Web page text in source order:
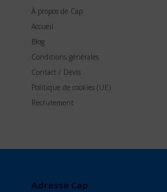
À propos de Cap
Accueil
Blog
Conditions générales
Contact / Devis
Politique de cookies (UE)
Recrutement
Adresse Cap